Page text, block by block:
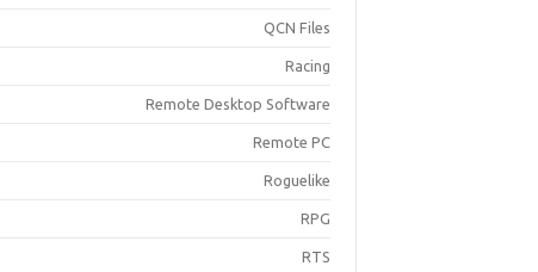
QCN Files
Racing
Remote Desktop Software
Remote PC
Roguelike
RPG
RTS